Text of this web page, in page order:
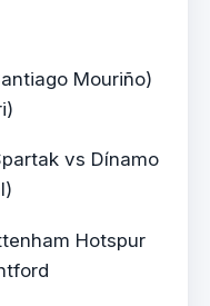
Mouriño)
vs Dínamo
Hotspur